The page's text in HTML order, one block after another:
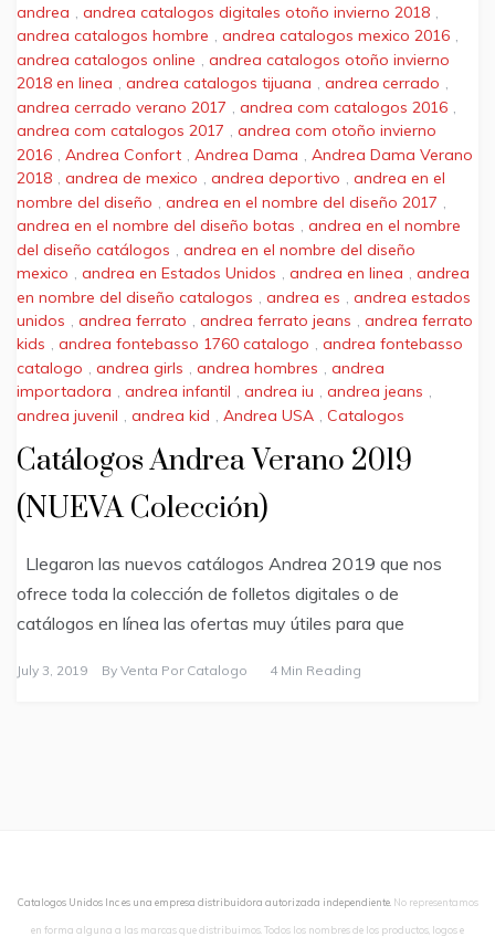
andrea , andrea catalogos digitales otoño invierno 2018 ,
andrea catalogos hombre , andrea catalogos mexico 2016 ,
andrea catalogos online , andrea catalogos otoño invierno
2018 en linea , andrea catalogos tijuana , andrea cerrado ,
andrea cerrado verano 2017 , andrea com catalogos 2016 ,
andrea com catalogos 2017 , andrea com otoño invierno
2016 , Andrea Confort , Andrea Dama , Andrea Dama Verano
2018 , andrea de mexico , andrea deportivo , andrea en el
nombre del diseño
andrea en el nombre del diseño 2017
andrea en el nombre del diseño botas , andrea en el nombre
del diseño catálogos
andrea en el nombre del diseño
mexico , andrea en Estados Unidos , andrea en linea , andrea
en nombre del diseño catalogos
andrea es
andrea estados
unidos , andrea ferrato , andrea ferrato jeans , andrea ferrato
kids , andrea fontebasso 1760 catalogo , andrea fontebasso
catalogo , andrea girls , andrea hombres , andrea
importadora , andrea infantil , andrea iu , andrea jeans ,
andrea juvenil , andrea kid , Andrea USA , Catalogos
Catálogos Andrea Verano 2019
(NUEVA Colección)
Llegaron las nuevos catálogos Andrea 2019 que nos
ofrece toda la colección de folletos digitales o de
catálogos en línea las ofertas muy útiles para que
July 3, 2019 By Venta Por Catalogo 4 Min Reading
Catalogos Unidos Inc es una empresa distribuidora autorizada independiente. No representamos
en forma alguna a las marcas que distribuimos. Todos los nombres de los productos, logos e